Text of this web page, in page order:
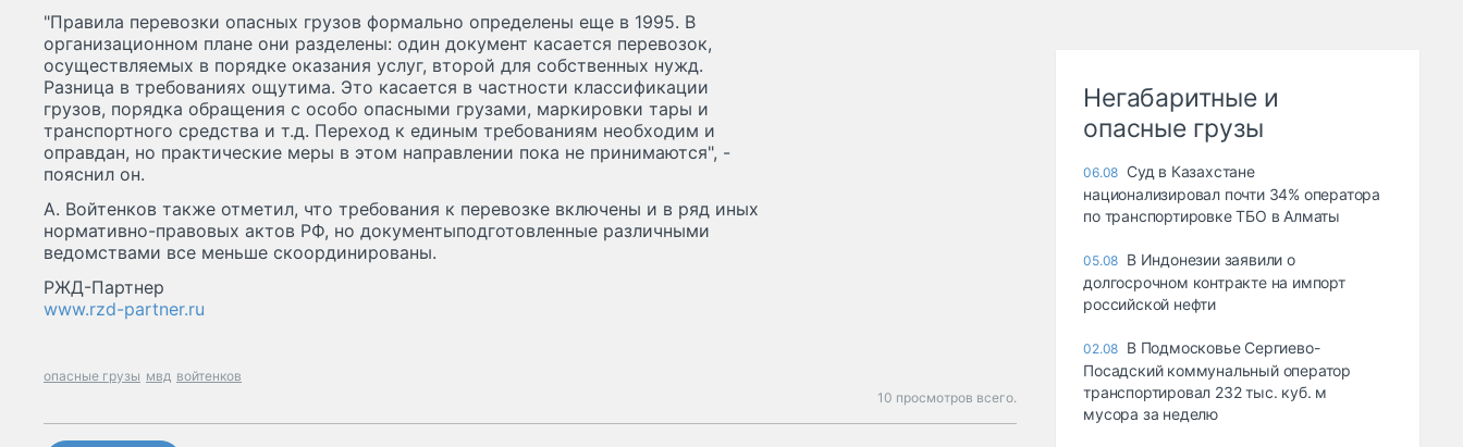
"Правила перевозки опасных грузов формально определены еще в 1995. В
организационном плане они разделены: один документ касается перевозок,
осуществляемых в порядке оказания услуг, второй для собственных нужд.
Разница в требованиях ощутима. Это касается в частности классификации
грузов, порядка обращения с особо опасными грузами, маркировки тары и
транспортного средства и т.д. Переход к единым требованиям необходим и
оправдан, но практические меры в этом направлении пока не принимаются", -
пояснил он.
А. Войтенков также отметил, что требования к перевозке включены и в ряд иных
нормативно-правовых актов РФ, но документыподготовленные различными
ведомствами все меньше скоординированы.
РЖД-Партнер
www.rzd-partner.ru
опасные грузы мвд войтенков
10 просмотров всего.
Негабаритные и
опасные грузы
06.08 Суд в Казахстане
национализировал почти 34% оператора
по транспортировке ТБО в Алматы
05.08 В Индонезии заявили о
долгосрочном контракте на импорт
российской нефти
02.08 В Подмосковье Сергиево-
Посадский коммунальный оператор
транспортировал 232 тыс. куб. м
мусора за неделю